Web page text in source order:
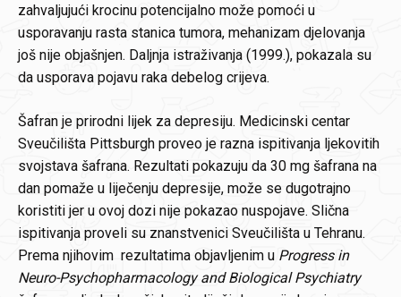
zahvaljujući krocinu potencijalno može pomoći u
usporavanju rasta stanica tumora, mehanizam djelovanja
još nije objašnjen. Daljnja istraživanja (1999.), pokazala su
da usporava pojavu raka debelog crijeva.
Šafran je prirodni lijek za depresiju. Medicinski centar
Sveučilišta Pittsburgh proveo je razna ispitivanja ljekovitih
svojstava šafrana. Rezultati pokazuju da 30 mg šafrana na
dan pomaže u liječenju depresije, može se dugotrajno
koristiti jer u ovoj dozi nije pokazao nuspojave. Slična
ispitivanja proveli su znanstvenici Sveučilišta u Tehranu.
Prema njihovim rezultatima objavljenim u Progress in
Neuro-Psychopharmacology and Biological Psychiatry